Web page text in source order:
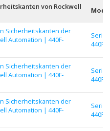
von Rockwell
Sicherheitskanten der
Automation | 440F-
Serie
440F |
Sicherheitskanten der
Automation | 440F-
Serie
440F |
Sicherheitskanten der
Automation | 440F-
Serie
440F |